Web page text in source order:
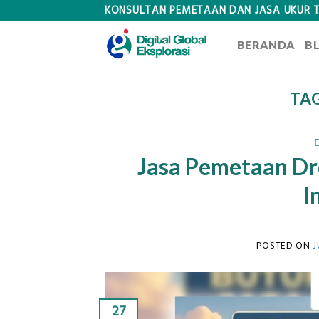
KONSULTAN PEMETAAN DAN JASA UKUR
BERANDA
Jasa Pemetaan
POSTED ON
27